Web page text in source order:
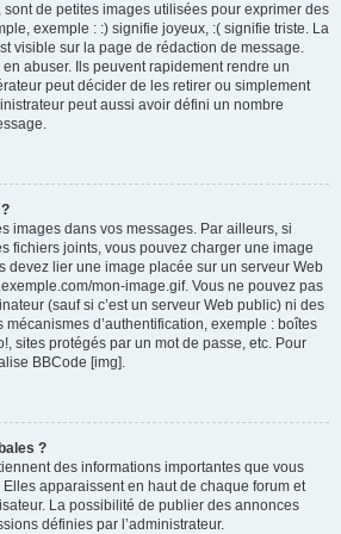
sont de petites images utilisées pour exprimer des
exemple : :) signifie joyeux, :( signifie triste. La
visible sur la page de rédaction de message.
abuser. Ils peuvent rapidement rendre un
peut décider de les retirer ou simplement
peut aussi avoir défini un nombre
images dans vos messages. Par ailleurs, si
fichiers joints, vous pouvez charger une image
devez lier une image placée sur un serveur Web
mon-image.gif. Vous ne pouvez pas
(sauf si c’est un serveur Web public) ni des
d’authentification, exemple : boîtes
sites protégés par un mot de passe, etc. Pour
BBCode [img].
?
des informations importantes que vous
apparaissent en haut de chaque forum et
La possibilité de publier des annonces
définies par l’administrateur.